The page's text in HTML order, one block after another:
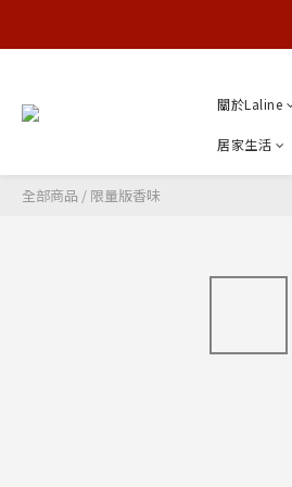
關於Laline
居家生活
全部商品 / 限量版香味